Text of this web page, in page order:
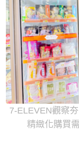
7-ELEVEN觀察
精緻化購買